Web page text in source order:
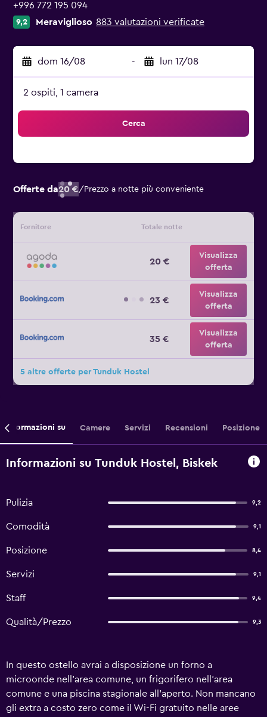
+996 772 195 094
9,2 Meraviglioso 883 valutazioni verificate
dom 16/08 - lun 17/08
2 ospiti, 1 camera
Cerca
Offerte da20 €/ Prezzo a notte più conveniente
Fornitore Totale notte
20 €
Visualizza
offerta
23 €
Visualizza
offerta
35 €
Visualizza
offerta
5 altre offerte per Tunduk Hostel
Informazioni su Camere Servizi Recensioni Posizione
Informazioni su Tunduk Hostel, Biskek
Pulizia 9,2
Comodità 9,1
Posizione 8,4
Servizi 9,1
Staff 9,4
Qualità/Prezzo 9,3
In questo ostello avrai a disposizione un forno a
microonde nell'area comune, un frigorifero nell'area
comune e una piscina stagionale all'aperto. Non mancano
gli extra a costo zero come il Wi-Fi gratuito nelle aree